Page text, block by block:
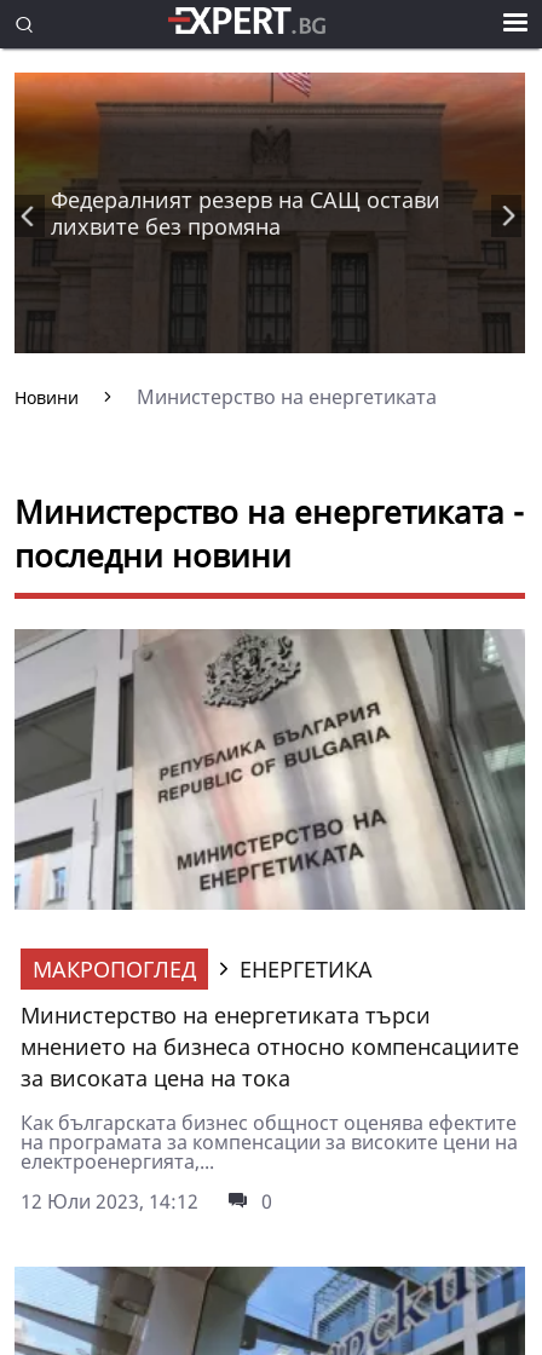
Федералният резерв на САЩ остави
лихвите без промяна
Новини Министерство на енергетиката
Министерство на енергетиката -
последни новини
МАКРОПОГЛЕД
ЕНЕРГЕТИКА
Министерство на енергетиката търси
мнението на бизнеса относно компенсациите
за високата цена на тока
Как българската бизнес общност оценява ефектите
на програмата за компенсации за високите цени на
електроенергията,...
12 Юли 2023, 14:12
0